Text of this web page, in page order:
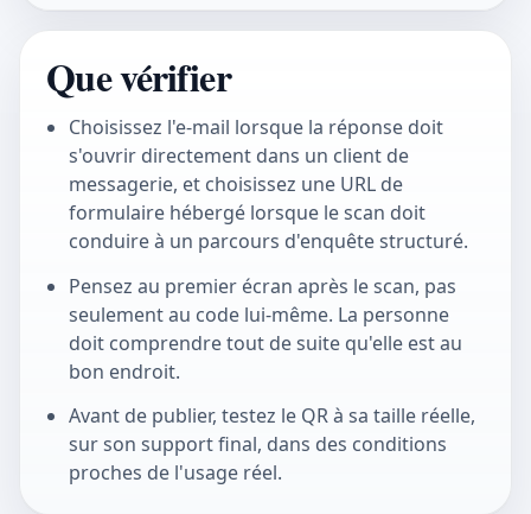
Que vérifier
Choisissez l'e-mail lorsque la réponse doit
s'ouvrir directement dans un client de
messagerie, et choisissez une URL de
formulaire hébergé lorsque le scan doit
conduire à un parcours d'enquête structuré.
Pensez au premier écran après le scan, pas
seulement au code lui-même. La personne
doit comprendre tout de suite qu'elle est au
bon endroit.
Avant de publier, testez le QR à sa taille réelle,
sur son support final, dans des conditions
proches de l'usage réel.